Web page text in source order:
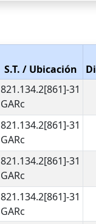
S.T. / Ubicación
821.134.2[861]-31
GARc
821.134.2[861]-31
GARc
821.134.2[861]-31
GARc
821.134.2[861]-31
GARc